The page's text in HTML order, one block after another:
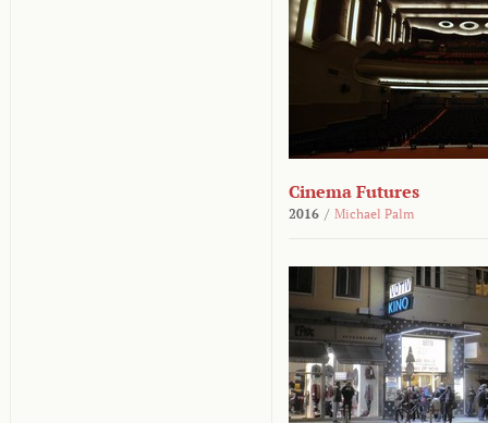
Cinema Futures
2016 / Michael Palm